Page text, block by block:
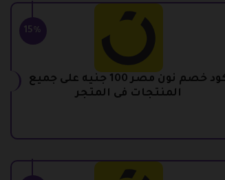
15%
كود خصم نون مصر 100 جنيه على جميع
المنتجات فى المتجر